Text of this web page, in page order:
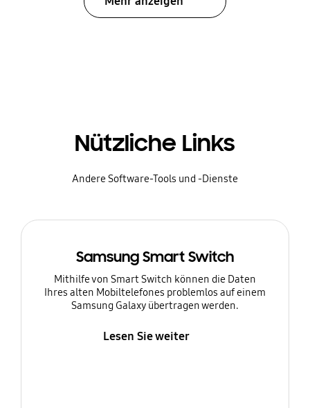
Nützliche Links
Andere Software-Tools und -Dienste
Samsung Smart Switch
Mithilfe von Smart Switch können die Daten
Ihres alten Mobiltelefones problemlos auf einem
Samsung Galaxy übertragen werden.
Lesen Sie weiter